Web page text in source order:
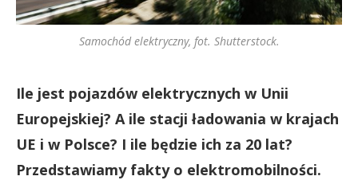
Samochód elektryczny, fot. Shutterstock.
Ile jest pojazdów elektrycznych w Unii
Europejskiej? A ile stacji ładowania w krajach
UE i w Polsce? I ile będzie ich za 20 lat?
Przedstawiamy fakty o elektromobilności.